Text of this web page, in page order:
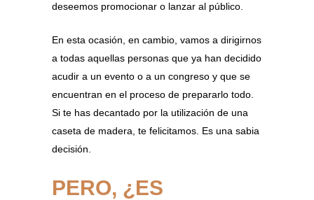
deseemos promocionar o lanzar al público.
En esta ocasión, en cambio, vamos a dirigirnos
a todas aquellas personas que ya han decidido
acudir a un evento o a un congreso y que se
encuentran en el proceso de prepararlo todo.
Si te has decantado por la utilización de una
caseta de madera, te felicitamos. Es una sabia
decisión.
PERO, ¿ES